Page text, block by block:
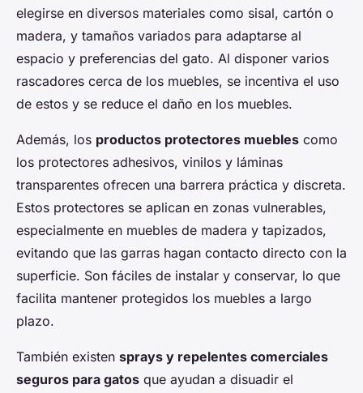
elegirse en diversos materiales como sisal, cartón o
madera, y tamaños variados para adaptarse al
espacio y preferencias del gato. Al disponer varios
rascadores cerca de los muebles, se incentiva el uso
de estos y se reduce el daño en los muebles.
Además, los productos protectores muebles como
los protectores adhesivos, vinilos y láminas
transparentes ofrecen una barrera práctica y discreta.
Estos protectores se aplican en zonas vulnerables,
especialmente en muebles de madera y tapizados,
evitando que las garras hagan contacto directo con la
superficie. Son fáciles de instalar y conservar, lo que
facilita mantener protegidos los muebles a largo
plazo.
También existen sprays y repelentes comerciales
seguros para gatos que ayudan a disuadir el